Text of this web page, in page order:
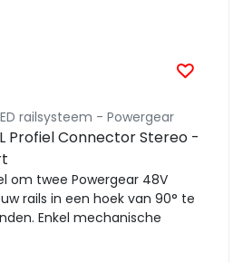
railsysteem - Powergear
Profiel Connector Stereo -
om twee Powergear 48V
rails in een hoek van 90° te
Enkel mechanische